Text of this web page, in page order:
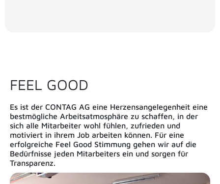
FEEL GOOD
Es ist der CONTAG AG eine Herzensangelegenheit eine
bestmögliche Arbeitsatmosphäre zu schaffen, in der
sich alle Mitarbeiter wohl fühlen, zufrieden und
motiviert in ihrem Job arbeiten können. Für eine
erfolgreiche Feel Good Stimmung gehen wir auf die
Bedürfnisse jeden Mitarbeiters ein und sorgen für
Transparenz.